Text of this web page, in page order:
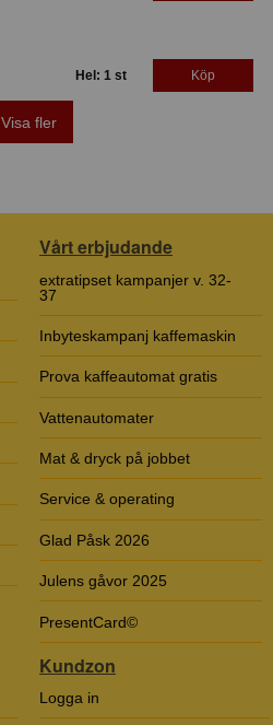
Hel: 1 st Köp
Visa fler
Vårt erbjudande
extratipset kampanjer v. 32-
37
Inbyteskampanj kaffemaskin
Prova kaffeautomat gratis
Vattenautomater
Mat & dryck på jobbet
Service & operating
Glad Påsk 2026
Julens gåvor 2025
PresentCard©
Kundzon
Logga in